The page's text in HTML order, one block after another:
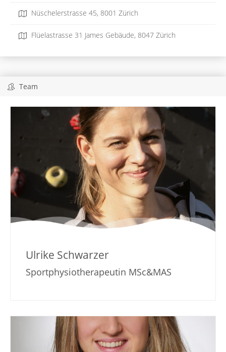
Nüschelerstrasse 45, 8001 Zürich
Flüelastrasse 31 James Gebäude, 8047 Zürich
Team
Ulrike Schwarzer
Sportphysiotherapeutin MSc&MAS